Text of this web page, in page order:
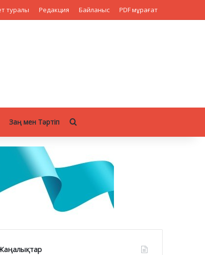
туралы Редакция Байланыс PDF мұрағат
Заң мен Тәртіп